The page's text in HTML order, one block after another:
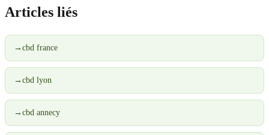
Articles liés
→ cbd france
→ cbd lyon
→ cbd annecy